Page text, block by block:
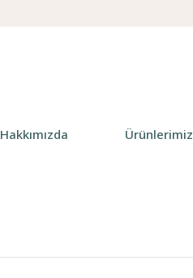
Hakkımızda Ürünlerimiz